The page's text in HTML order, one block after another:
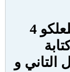
رح تنرفع الصورة و بطلعلكو 4
التاني و